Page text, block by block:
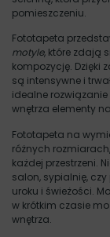
pomieszczeniu.
Fototapeta
motyle, które zdają
kompozycję. Dzięki
są intensywne i
idealne
wnętrza elementy
Fototapeta na
różnych
każdej przestrzeni.
salon, sypialnię,
uroku i świeżości.
w krótkim czasie
wnętrza.